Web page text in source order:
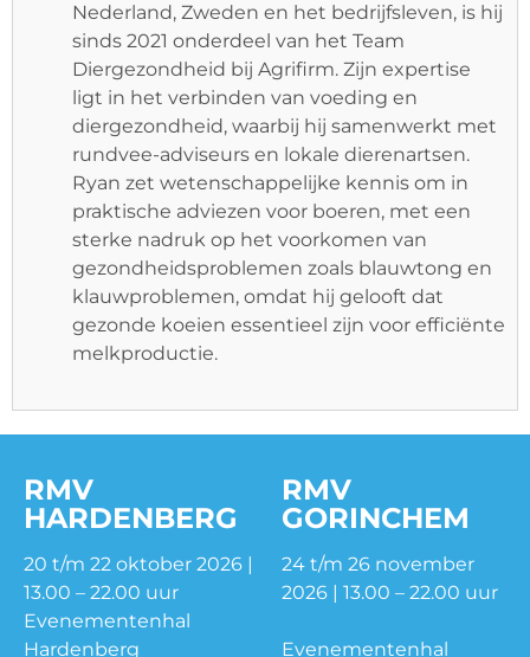
Nederland, Zweden en het bedrijfsleven, is hij
sinds 2021 onderdeel van het Team
Diergezondheid bij Agrifirm. Zijn expertise
ligt in het verbinden van voeding en
diergezondheid, waarbij hij samenwerkt met
rundvee-adviseurs en lokale dierenartsen.
Ryan zet wetenschappelijke kennis om in
praktische adviezen voor boeren, met een
sterke nadruk op het voorkomen van
gezondheidsproblemen zoals blauwtong en
klauwproblemen, omdat hij gelooft dat
gezonde koeien essentieel zijn voor efficiënte
melkproductie.
RMV
HARDENBERG
20 t/m 22 oktober 2026 |
13.00 – 22.00 uur
Evenementenhal
Hardenberg
RMV
GORINCHEM
24 t/m 26 november
2026 | 13.00 – 22.00 uur
Evenementenhal